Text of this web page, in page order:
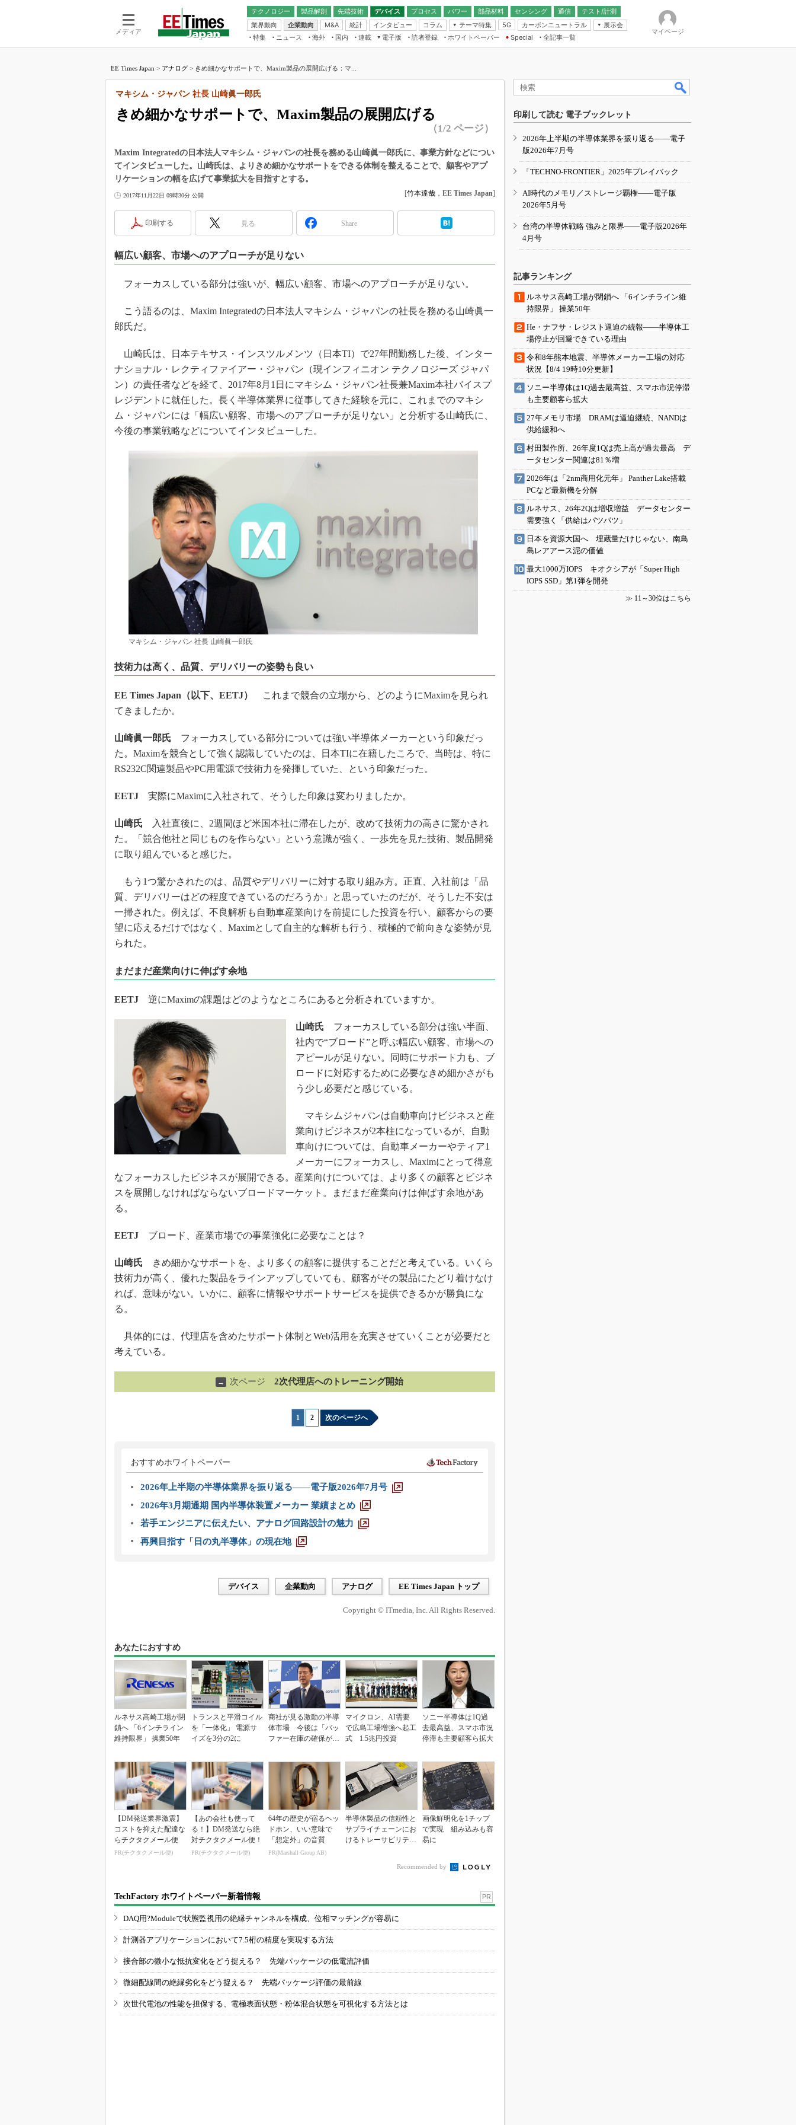
メディア
テクノロジー 製品解剖
先端技術
電池／エネルギー
デバイス
アナログ
マイコン
FPGA
プロセス パワー 部品材料 センシング
通信
無線
テスト/計測
業界動向
企業動向 M&A 統計 インタビュー コラム
テーマ特集
フィジカルAI
読者調査（EE Times Research）
IoT
電源設計（EDN Japan）
5G カーボンニュートラル
展示会
IoT・エッジコンピューティング
EXPO
TECHNO-FRONTIER
人とくるま展
特集 ニュース 海外 国内
連載
福田昭のデバイス通信
湯之上隆のナノフォーカス
リタイア直前エンジニアの社会人大
学漂流記
世界を「数字」で回してみよう
この10年で起こったこと、次の10年
で起こること
製品分解で探るアジアの新トレンド
“異端児エンジニア”が仕掛けた社内
イノベーションは日本を救うのか
IHSアナリスト「未来展望」
「英語に愛されないエンジニア」の
ための新行動論
電子版
電子ブックレット
読者登録 ホワイトペーパー
Special
全記事一覧
マイページ
EE Times Japan > アナログ > きめ細かなサポートで、Maxim製品の展開広げる：マ...
きめ細かなサポートで、Maxim製品の展開広げる
マキシム・ジャパン 社長 山崎眞一郎氏
（1/2 ページ）
Maxim Integratedの日本法人マキシム・ジャパンの社長を務める山崎眞一郎氏に、事業方針などについ
てインタビューした。山崎氏は、よりきめ細かなサポートをできる体制を整えることで、顧客やアプ
リケーションの幅を広げて事業拡大を目指すとする。
2017年11月22日 09時30分 公開 [竹本達哉 ， EE Times Japan]
印刷する 見る Share
幅広い顧客、市場へのアプローチが足りない
フォーカスしている部分は強いが、幅広い顧客、市場へのアプローチが足りない。
こう語るのは、Maxim Integratedの日本法人マキシム・ジャパンの社長を務める山崎眞一
郎氏だ。
山崎氏は、日本テキサス・インスツルメンツ（日本TI）で27年間勤務した後、インター
ナショナル・レクティファイアー・ジャパン（現インフィニオン テクノロジーズ ジャパ
ン）の責任者などを経て、2017年8月1日にマキシム・ジャパン社長兼Maxim本社バイスプ
レジデントに就任した。長く半導体業界に従事してきた経験を元に、これまでのマキシ
ム・ジャパンには「幅広い顧客、市場へのアプローチが足りない」と分析する山崎氏に、
今後の事業戦略などについてインタビューした。
マキシム・ジャパン 社長 山崎眞一郎氏
技術力は高く、品質、デリバリーの姿勢も良い
EE Times Japan（以下、EETJ）
これまで競合の立場から、どのようにMaximを見られ
てきましたか。
山崎眞一郎氏 フォーカスしている部分については強い半導体メーカーという印象だっ
た。Maximを競合として強く認識していたのは、日本TIに在籍したころで、当時は、特に
RS232C関連製品やPC用電源で技術力を発揮していた、という印象だった。
EETJ 実際にMaximに入社されて、そうした印象は変わりましたか。
山崎氏 入社直後に、2週間ほど米国本社に滞在したが、改めて技術力の高さに驚かされ
た。「競合他社と同じものを作らない」という意識が強く、一歩先を見た技術、製品開発
に取り組んでいると感じた。
もう1つ驚かされたのは、品質やデリバリーに対する取り組み方。正直、入社前は「品
質、デリバリーはどの程度できているのだろうか」と思っていたのだが、そうした不安は
一掃された。例えば、不良解析も自動車産業向けを前提にした投資を行い、顧客からの要
望に応えるだけではなく、Maximとして自主的な解析も行う、積極的で前向きな姿勢が見
られた。
まだまだ産業向けに伸ばす余地
EETJ 逆にMaximの課題はどのようなところにあると分析されていますか。
山崎氏 フォーカスしている部分は強い半面、
社内で“ブロード”と呼ぶ幅広い顧客、市場への
アピールが足りない。同時にサポート力も、ブ
ロードに対応するために必要なきめ細かさがも
う少し必要だと感じている。
マキシムジャパンは自動車向けビジネスと産
業向けビジネスが2本柱になっているが、自動
車向けについては、自動車メーカーやティア1
メーカーにフォーカスし、Maximにとって得意
なフォーカスしたビジネスが展開できる。産業向けについては、より多くの顧客とビジネ
スを展開しなければならないブロードマーケット。まだまだ産業向けは伸ばす余地があ
る。
EETJ ブロード、産業市場での事業強化に必要なことは？
山崎氏 きめ細かなサポートを、より多くの顧客に提供することだと考えている。いくら
技術力が高く、優れた製品をラインアップしていても、顧客がその製品にたどり着けなけ
れば、意味がない。いかに、顧客に情報やサポートサービスを提供できるかが勝負にな
る。
具体的には、代理店を含めたサポート体制とWeb活用を充実させていくことが必要だと
考えている。
→ 次ページ 2次代理店へのトレーニング開始
1 2 次のページへ
おすすめホワイトペーパー
2026年上半期の半導体業界を振り返る――電子版2026年7月号
2026年3月期通期 国内半導体装置メーカー 業績まとめ
若手エンジニアに伝えたい、アナログ回路設計の魅力
再興目指す「日の丸半導体」の現在地
デバイス 企業動向 アナログ EE Times Japan トップ
Copyright © ITmedia, Inc. All Rights Reserved.
あなたにおすすめ
ルネサス高崎工場が閉
鎖へ 「6インチライン
維持限界」 操業50年
トランスと平滑コイル
を「一体化」 電源サ
イズを3分の2に
商社が見る激動の半導
体市場 今後は「バッ
ファー在庫の確保が重
マイクロン、AI需要
で広島工場増強へ起工
式 1.5兆円投資
ソニー半導体は1Q過
去最高益、スマホ市況
停滞も主要顧客ら拡大
【DM発送業界激震】
コストを抑えた配達な
らチクタクメール便
PR(チクタクメール便)
【あの会社も使って
る！】DM発送なら絶
対チクタクメール便！
PR(チクタクメール便)
64年の歴史が宿るヘッ
ドホン、いい意味で
「想定外」の音質
PR(Marshall Group AB)
半導体製品の信頼性と
サプライチェーンにお
けるトレーサビリティ
画像鮮明化を1チップ
で実現 組み込みも容
易に
Recommended by
TechFactory ホワイトペーパー新着情報 PR
DAQ用?Moduleで状態監視用の絶縁チャンネルを構成、位相マッチングが容易に
計測器アプリケーションにおいて7.5桁の精度を実現する方法
接合部の微小な抵抗変化をどう捉える？ 先端パッケージの低電流評価
微細配線間の絶縁劣化をどう捉える？ 先端パッケージ評価の最前線
次世代電池の性能を担保する、電極表面状態・粉体混合状態を可視化する方法とは
印刷して読む 電子ブックレット
2026年上半期の半導体業界を振り返る――電子
版2026年7月号
「TECHNO-FRONTIER」2025年プレイバック
AI時代のメモリ／ストレージ覇権――電子版
2026年5月号
台湾の半導体戦略 強みと限界――電子版2026年
4月号
記事ランキング
ルネサス高崎工場が閉鎖へ 「6インチライン維
持限界」 操業50年
He・ナフサ・レジスト逼迫の続報――半導体工
場停止が回避できている理由
令和8年熊本地震、半導体メーカー工場の対応
状況【8/4 19時10分更新】
ソニー半導体は1Q過去最高益、スマホ市況停滞
も主要顧客ら拡大
27年メモリ市場 DRAMは逼迫継続、NANDは
供給緩和へ
村田製作所、26年度1Qは売上高が過去最高 デ
ータセンター関連は81％増
2026年は「2nm商用化元年」 Panther Lake搭載
PCなど最新機を分解
ルネサス、26年2Qは増収増益 データセンター
需要強く「供給はパツパツ」
日本を資源大国へ 埋蔵量だけじゃない、南鳥
島レアアース泥の価値
最大1000万IOPS キオクシアが「Super High
IOPS SSD」第1弾を開発
≫ 11～30位はこちら